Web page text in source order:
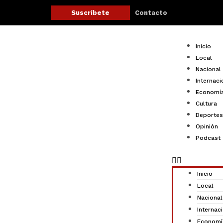
contenido
Suscríbete Contacto
Inicio
Local
Nacional
Cultura
Deportes
Opinión
Podcast
Menu
Inicio
Local
Nacional